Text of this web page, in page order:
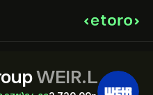
WEIR.L